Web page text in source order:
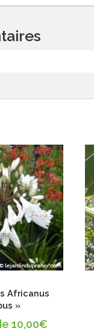
Africanus
»
10,00€